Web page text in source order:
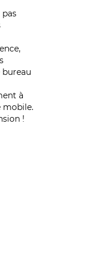
pas
à
mobile.
!